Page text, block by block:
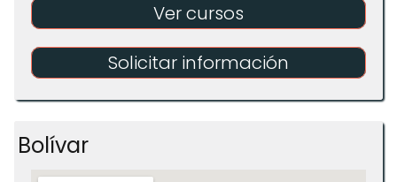
Ver cursos
Solicitar información
Bolívar